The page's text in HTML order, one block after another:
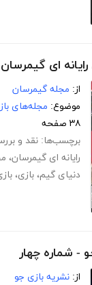
رایانه ای
از: مجله گیمرسان
موضوع: مجله‌های
۳۸ صفحه
برچسب‌ها: نقد و
رایانه ای گیمرسان،
دنیای گیم، بازی،
- شماره چهار
از: نشریه بازی جو